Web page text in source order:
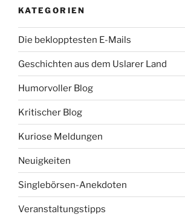
KATEGORIEN
Die beklopptesten E-Mails
Geschichten aus dem Uslarer Land
Humorvoller Blog
Kritischer Blog
Kuriose Meldungen
Neuigkeiten
Singlebörsen-Anekdoten
Veranstaltungstipps